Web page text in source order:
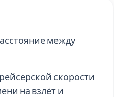
между
скорости
на взлёт и